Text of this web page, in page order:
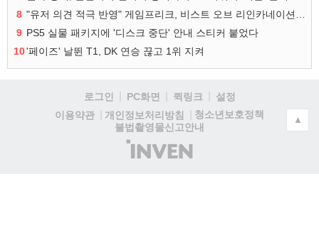
8
9 PS5 실물 패키지에 '디스크 중단' 안내 스티커 붙었다
10'페이즈' 날뛴 T1, DK 연승 끊고 1위 지켜
로그인 PC화면 퀵링크
설정
이용약관
개인정보처리방침
청소년보호정책
불법촬영물신고안내
(주)
인
▲